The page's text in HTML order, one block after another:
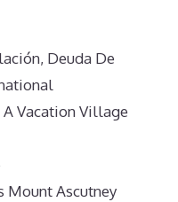
, Deuda De
Vacation Village
Mount Ascutney